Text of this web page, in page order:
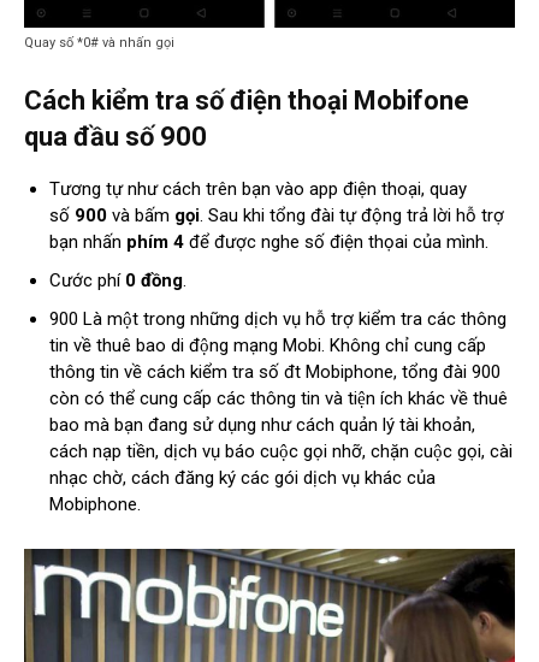
Quay số *0# và nhấn gọi
Cách kiểm tra số điện thoại Mobifone
qua đầu số 900
Tương tự như cách trên bạn vào app điện thoại, quay
số 900 và bấm gọi. Sau khi tổng đài tự động trả lời hỗ trợ
bạn nhấn phím 4 để được nghe số điện thọai của mình.
Cước phí 0 đồng.
900 Là một trong những dịch vụ hỗ trợ kiểm tra các thông
tin về thuê bao di động mạng Mobi. Không chỉ cung cấp
thông tin về cách kiểm tra số đt Mobiphone, tổng đài 900
còn có thể cung cấp các thông tin và tiện ích khác về thuê
bao mà bạn đang sử dụng như cách quản lý tài khoản,
cách nạp tiền, dịch vụ báo cuộc gọi nhỡ, chặn cuộc gọi, cài
nhạc chờ, cách đăng ký các gói dịch vụ khác của
Mobiphone.